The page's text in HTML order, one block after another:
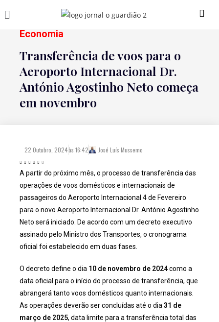
Economia
Transferência de voos para o
Aeroporto Internacional Dr.
António Agostinho Neto começa
em novembro
22 Outubro, 2024às 16:42 José Luís Mussemo
A partir do próximo mês, o processo de transferência das
operações de voos domésticos e internacionais de
passageiros do Aeroporto Internacional 4 de Fevereiro
para o novo Aeroporto Internacional Dr. António Agostinho
Neto será iniciado. De acordo com um decreto executivo
assinado pelo Ministro dos Transportes, o cronograma
oficial foi estabelecido em duas fases.
O decreto define o dia 10 de novembro de 2024como a
data oficial para o início do processo de transferência, que
abrangerá tanto voos domésticos quanto internacionais.
As operações deverão ser concluídas até o dia 31 de
março de 2025, data limite para a transferência total das